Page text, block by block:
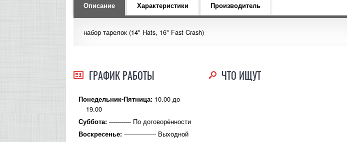
Описание Характеристики Производитель
набор тарелок (14" Hats, 16" Fast Crash)
ГРАФИК РАБОТЫ
Понедельник-Пятница: 10.00 до
19.00
Суббота: ----------- По договорённости
Воскресенье: ---------------- Выходной
ЧТО ИЩУТ